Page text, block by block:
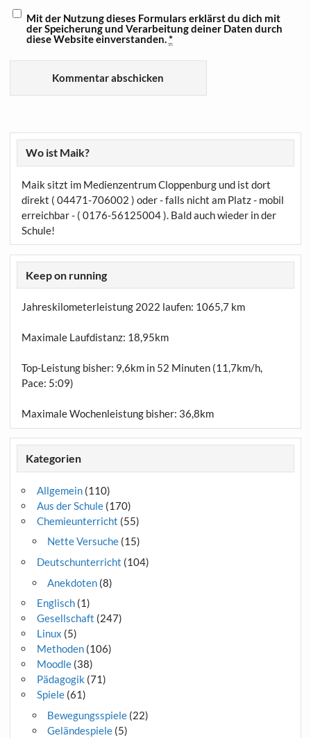
Mit der Nutzung dieses Formulars erklärst du dich mit
der Speicherung und Verarbeitung deiner Daten durch
diese Website einverstanden.*
Wo ist Maik?
Maik sitzt im Medienzentrum Cloppenburg und ist dort
direkt ( 04471-706002 ) oder - falls nicht am Platz - mobil
erreichbar - ( 0176-56125004 ). Bald auch wieder in der
Schule!
Keep on running
Jahreskilometerleistung 2022 laufen: 1065,7 km
Maximale Laufdistanz: 18,95km
Top-Leistung bisher: 9,6km in 52 Minuten (11,7km/h,
Pace: 5:09)
Maximale Wochenleistung bisher: 36,8km
Kategorien
Allgemein(110)
Aus der Schule(170)
Chemieunterricht (55)
Nette Versuche(15)
Deutschunterricht (104)
Anekdoten(8)
Englisch(1)
Gesellschaft (247)
Linux (5)
Methoden(106)
Moodle(38)
Pädagogik (71)
Spiele(61)
Bewegungsspiele(22)
Geländespiele(5)